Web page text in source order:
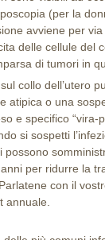
(per la
avviene per via
delle cellule del
di tumori in
collo dell’utero
atipica o una
e specifico “vira-
si sospetti
possono
per ridurre la
con il
annuale.